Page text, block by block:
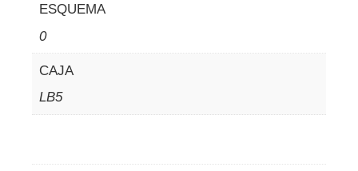
ESQUEMA
0
CAJA
LB5